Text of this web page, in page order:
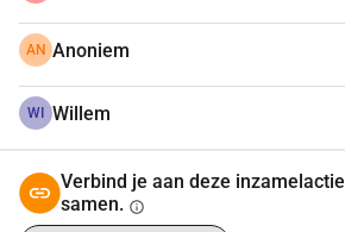
AN Anoniem
WI Willem
Verbind je aan deze
samen. info